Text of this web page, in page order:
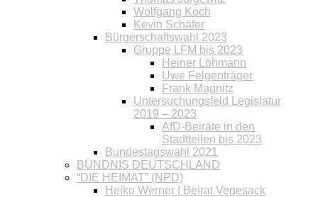
Wolfgang Koch
Kevin Schäfer
Bürgerschaftswahl 2023
Gruppe LFM bis 2023
Heiner Löhmann
Uwe Felgenträger
Frank Magnitz
Untersuchungsfeld Legislatur
2019 – 2023
AfD-Beiräte in den
Stadtteilen bis 2023
Bundestagswahl 2021
BÜNDNIS DEUTSCHLAND
“DIE HEIMAT” (NPD)
Heiko Werner | Beirat Vegesack